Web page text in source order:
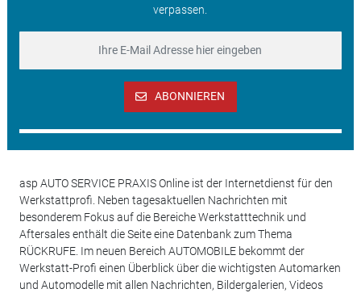
verpassen.
ABONNIEREN
asp AUTO SERVICE PRAXIS Online ist der Internetdienst für den
Werkstattprofi. Neben tagesaktuellen Nachrichten mit
besonderem Fokus auf die Bereiche Werkstatttechnik und
Aftersales enthält die Seite eine Datenbank zum Thema
RÜCKRUFE. Im neuen Bereich AUTOMOBILE bekommt der
Werkstatt-Profi einen Überblick über die wichtigsten Automarken
und Automodelle mit allen Nachrichten, Bildergalerien, Videos